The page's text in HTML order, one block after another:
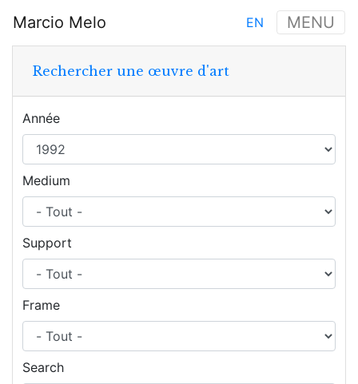
au
contenu
principal
Main
navigation
Marcio Melo MENU
EN
Rechercher une œuvre d'art
Année
Medium
Support
Frame
Search